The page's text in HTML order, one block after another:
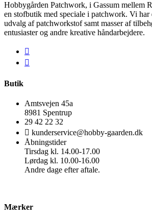
Hobbygården Patchwork, i Gassum mellem
en stofbutik med speciale i patchwork. Vi har
udvalg af patchworkstof samt masser af
entusiaster og andre kreative håndarbejdere.
Butik
Amtsvejen 45a
8981 Spentrup
29 42 22 32
kunderservice@hobby-gaarden.dk
Åbningstider
Tirsdag kl. 14.00-17.00
Lørdag kl. 10.00-16.00
Andre dage efter aftale.
Mærker